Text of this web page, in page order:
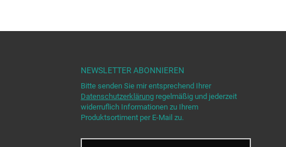
NEWSLETTER ABONNIEREN
Bitte senden Sie mir entsprechend Ihrer
Datenschutzerklärung regelmäßig und jederzeit
widerruflich Informationen zu Ihrem
Produktsortiment per E-Mail zu.
E-